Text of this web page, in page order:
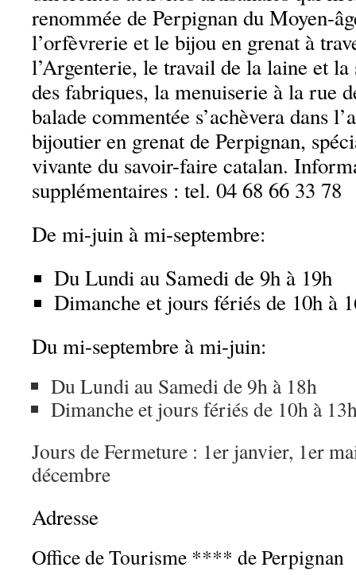
renommée de Perpignan du Moyen-
l’orfèvrerie et le bijou en grenat à
l’Argenterie, le travail de la laine et la
des fabriques, la menuiserie à la rue
balade commentée s’achèvera dans
bijoutier en grenat de Perpignan,
vivante du savoir-faire catalan.
supplémentaires : tel. 04 68 66 33 78
De mi-juin à mi-septembre:
Du Lundi au Samedi de 9h à 19h
Dimanche et jours fériés de 10h à
Du mi-septembre à mi-juin:
Du Lundi au Samedi de 9h à 18h
Dimanche et jours fériés de 10h à
Jours de Fermeture : 1er janvier, 1er
décembre
Adresse
Office de Tourisme **** de Perpignan